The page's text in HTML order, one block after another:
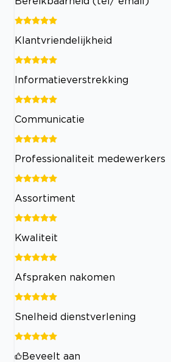
Klantvriendelijkheid
Informatieverstrekking
Communicatie
Professionaliteit medewerkers
Assortiment
Kwaliteit
Afspraken nakomen
Snelheid dienstverlening
Beveelt aan